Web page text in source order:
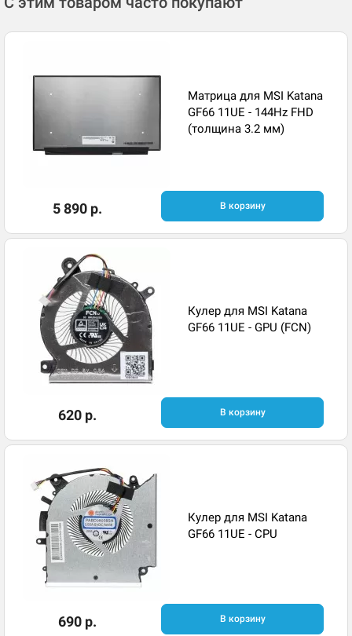
Матрица для MSI Katana
GF66 11UE - 144Hz FHD
(толщина 3.2 мм)
5 890 р. В корзину
Кулер для MSI Katana
GF66 11UE - GPU (FCN)
620 р. В корзину
Кулер для MSI Katana
GF66 11UE - CPU
690 р. В корзину